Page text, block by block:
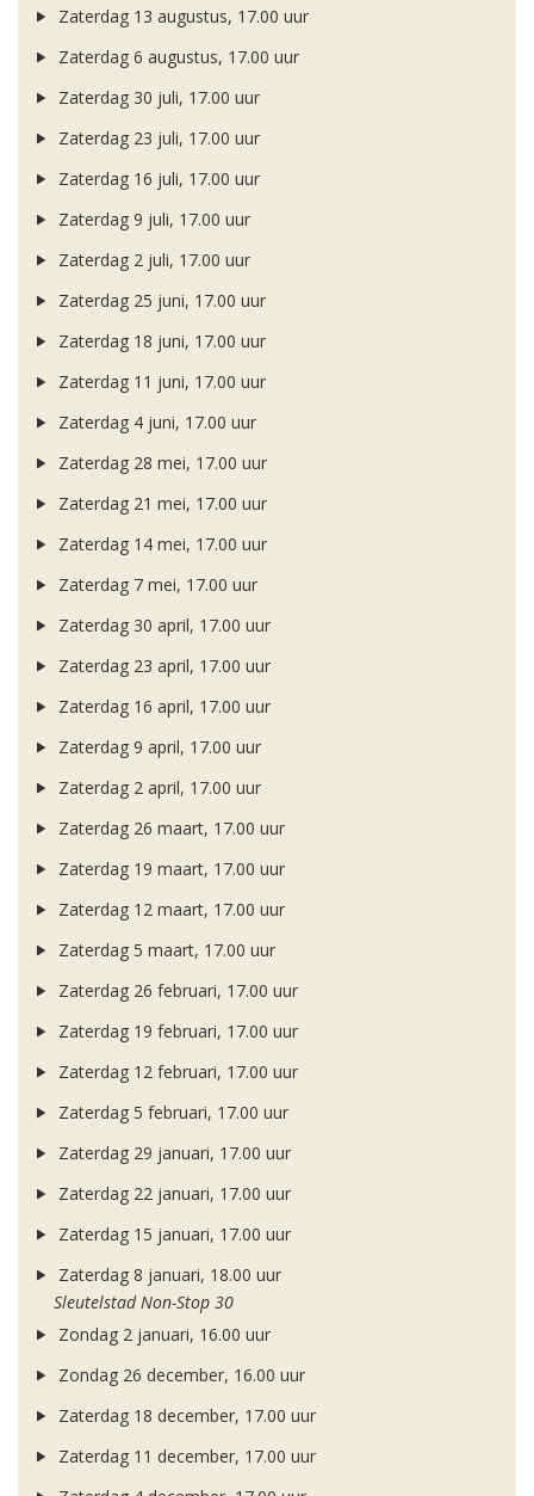
Zaterdag 13 augustus, 17.00 uur
Zaterdag 6 augustus, 17.00 uur
Zaterdag 30 juli, 17.00 uur
Zaterdag 23 juli, 17.00 uur
Zaterdag 16 juli, 17.00 uur
Zaterdag 9 juli, 17.00 uur
Zaterdag 2 juli, 17.00 uur
Zaterdag 25 juni, 17.00 uur
Zaterdag 18 juni, 17.00 uur
Zaterdag 11 juni, 17.00 uur
Zaterdag 4 juni, 17.00 uur
Zaterdag 28 mei, 17.00 uur
Zaterdag 21 mei, 17.00 uur
Zaterdag 14 mei, 17.00 uur
Zaterdag 7 mei, 17.00 uur
Zaterdag 30 april, 17.00 uur
Zaterdag 23 april, 17.00 uur
Zaterdag 16 april, 17.00 uur
Zaterdag 9 april, 17.00 uur
Zaterdag 2 april, 17.00 uur
Zaterdag 26 maart, 17.00 uur
Zaterdag 19 maart, 17.00 uur
Zaterdag 12 maart, 17.00 uur
Zaterdag 5 maart, 17.00 uur
Zaterdag 26 februari, 17.00 uur
Zaterdag 19 februari, 17.00 uur
Zaterdag 12 februari, 17.00 uur
Zaterdag 5 februari, 17.00 uur
Zaterdag 29 januari, 17.00 uur
Zaterdag 22 januari, 17.00 uur
Zaterdag 15 januari, 17.00 uur
Zaterdag 8 januari, 18.00 uur
Sleutelstad Non-Stop 30
Zondag 2 januari, 16.00 uur
Zondag 26 december, 16.00 uur
Zaterdag 18 december, 17.00 uur
Zaterdag 11 december, 17.00 uur